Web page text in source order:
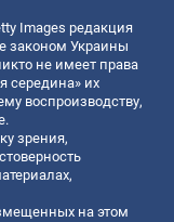
Images редакция
законом Украины
не имеет права
середина» их
воспроизводству,
зрения,
на этом